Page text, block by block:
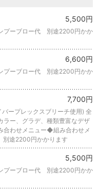
5,500円
プーブロー代 別途2200円かか
6,600円
プーブロー代 別途2200円かか
7,700円
ープレックスブリーチ使用) 全
ラー、グラデ、種類豊富なデザ
わせメニュー◆組み合わせメ
途2200円かかります
5,500円
プーブロー代 別途2200円かか